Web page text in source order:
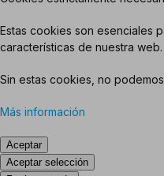
Estas cookies son esenciales
características de nuestra web.
Sin estas cookies, no
Más información
Aceptar
Aceptar selección